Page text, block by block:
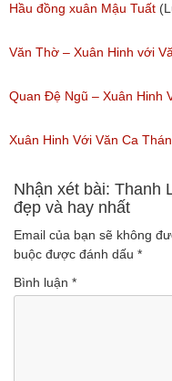
Hầu đồng xuân Mậu Tuất
Văn Thờ – Xuân Hinh với
Đông Hồng
(Lượt nghe: 74)
Quan Đệ Ngũ – Xuân Hinh
Phạm Đông Hồng
(Lượt nghe: 42)
Xuân Hinh Với Văn Ca
Nhận xét bài: Thanh
đẹp và hay nhất
Email của bạn sẽ không
buộc được đánh dấu *
Bình luận *